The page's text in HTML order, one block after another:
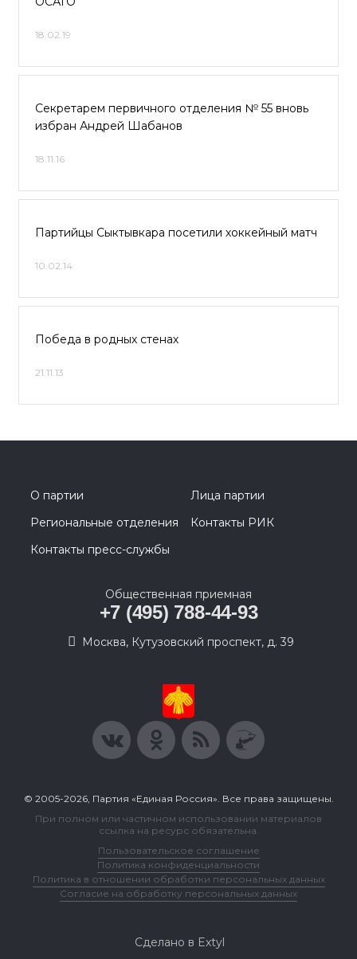
18.02.19
Секретарем первичного отделения № 55 вновь
избран Андрей Шабанов
18.11.16
Партийцы Сыктывкара посетили хоккейный матч
10.02.14
Победа в родных стенах
21.11.13
О партии
Лица партии
Региональные отделения
Контакты РИК
Контакты пресс-службы
Общественная приемная
+7 (495) 788-44-93
Москва, Кутузовский проспект, д. 39
© 2005-2026, Партия «Единая Россия». Все права защищены.
При полном или частичном использовании материалов
ссылка на ресурс обязательна.
Пользовательское соглашение
Политика конфиденциальности
Политика в отношении обработки персональных данных
Согласие на обработку персональных данных
Сделано в Extyl